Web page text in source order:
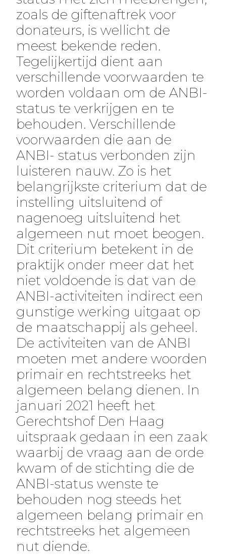
zoals de giftenaftrek voor
donateurs, is wellicht de
meest bekende reden.
Tegelijkertijd dient aan
verschillende voorwaarden te
worden voldaan om de ANBI-
status te verkrijgen en te
behouden. Verschillende
voorwaarden die aan de
ANBI- status verbonden zijn
luisteren nauw. Zo is het
belangrijkste criterium dat de
instelling uitsluitend of
nagenoeg uitsluitend het
algemeen nut moet beogen.
Dit criterium betekent in de
praktijk onder meer dat het
niet voldoende is dat van de
ANBI-activiteiten indirect een
gunstige werking uitgaat op
de maatschappij als geheel.
De activiteiten van de ANBI
moeten met andere woorden
primair en rechtstreeks het
algemeen belang dienen. In
januari 2021 heeft het
Gerechtshof Den Haag
uitspraak gedaan in een zaak
waarbij de vraag aan de orde
kwam of de stichting die de
ANBI-status wenste te
behouden nog steeds het
algemeen belang primair en
rechtstreeks het algemeen
nut diende.